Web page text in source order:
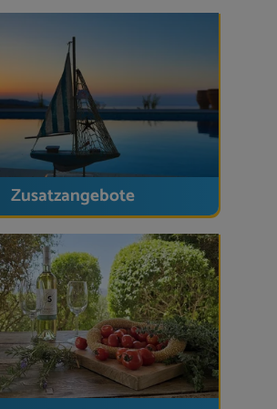
Yoga auf der Terrasse mit
eine Massage direkt in der Villa.
Volumenbegrenzung durch
&Fußbodenheizung(gegen
Bügeleisen & Bügelbrett
Hochstuhl auf Anfrage
Hand- & Pooltücher inklusive
von Damanamit natürlichen
direkt am Haus
inkl. Endreinigung
Zusatzangebote